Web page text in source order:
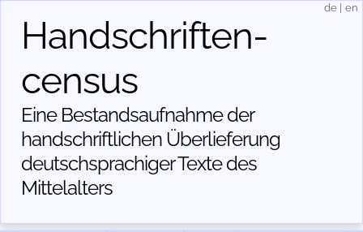
Handschriften­
census
Eine Bestandsaufnahme der
handschriftlichen Über­lieferung
deutschsprachiger Texte des
Mittelalters
de en